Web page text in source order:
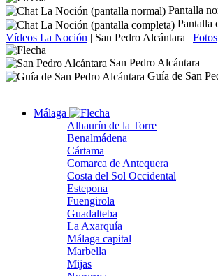
Pantalla
Pantalla
Vídeos La Noción | San Pedro Alcántara | Fotos
San Pedro Alcántara
Guía de San
Málaga
Alhaurín de la Torre
Benalmádena
Cártama
Comarca de Antequera
Costa del Sol Occidental
Estepona
Fuengirola
Guadalteba
La Axarquía
Málaga capital
Marbella
Mijas